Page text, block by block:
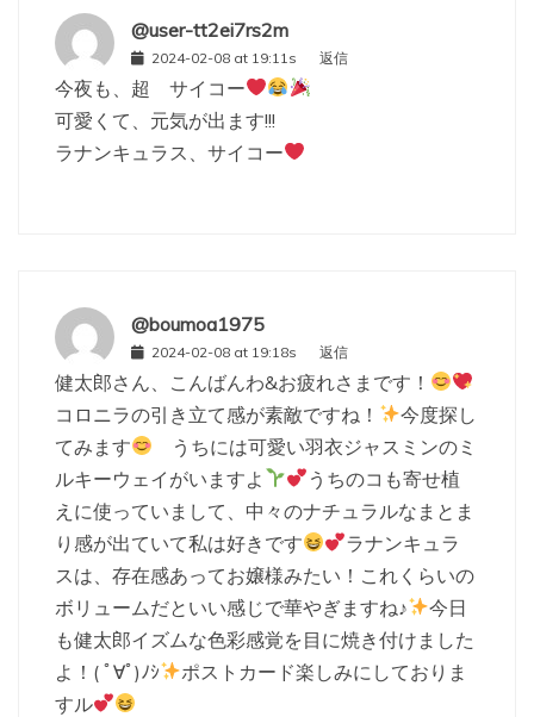
@user-tt2ei7rs2m
2024-02-08 at 19:11s 返信
今夜も、超 サイコー
可愛くて、元気が出ます!!!
ラナンキュラス、サイコー
@boumoa1975
2024-02-08 at 19:18s 返信
健太郎さん、こんばんわ&お疲れさまです！
コロニラの引き立て感が素敵ですね！
今度探し
てみます
うちには可愛い羽衣ジャスミンのミ
ルキーウェイがいますよ
うちのコも寄せ植
えに使っていまして、中々のナチュラルなまとま
り感が出ていて私は好きです
ラナンキュラ
スは、存在感あってお嬢様みたい！これくらいの
ボリュームだといい感じで華やぎますね♪
今日
も健太郎イズムな色彩感覚を目に焼き付けました
よ！( ﾟ∀ﾟ)ﾉｼ
ポストカード楽しみにしておりま
すル